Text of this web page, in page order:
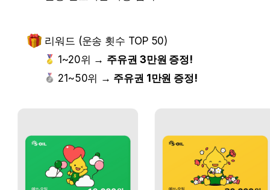
리워드 (운송 횟수 TOP 50)
1~20위 → 주유권 3만원 증정!
21~50위 →
주유권 1만원 증정!